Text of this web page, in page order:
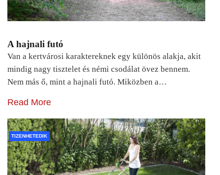
A hajnali futó
Van a kertvárosi karaktereknek egy különös alakja, akit
mindig nagy tisztelet és némi csodálat övez bennem.
Nem más ő, mint a hajnali futó. Miközben a…
Read More
TIZENHETEDIK